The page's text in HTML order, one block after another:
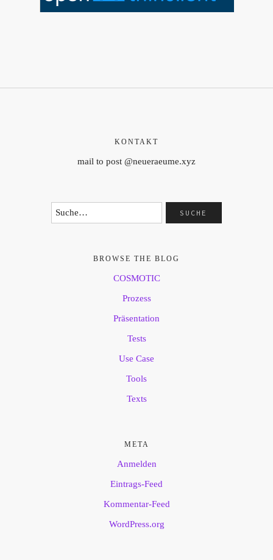
KONTAKT
mail to post @neueraeume.xyz
BROWSE THE BLOG
COSMOTIC
Prozess
Präsentation
Tests
Use Case
Tools
Texts
META
Anmelden
Eintrags-Feed
Kommentar-Feed
WordPress.org